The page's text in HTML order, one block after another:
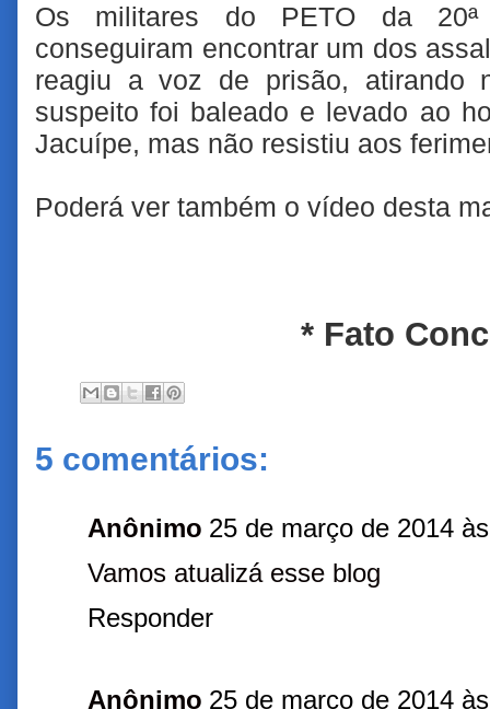
Os militares do PETO da
conseguiram encontrar um dos
reagiu a voz de prisão, atirando
suspeito foi baleado e levado ao
Jacuípe, mas não resistiu aos
Poderá ver também o vídeo desta
* Fato
5 comentários:
Anônimo 25 de março de 2014
Vamos atualizá esse blog
Responder
Anônimo 25 de março de 2014